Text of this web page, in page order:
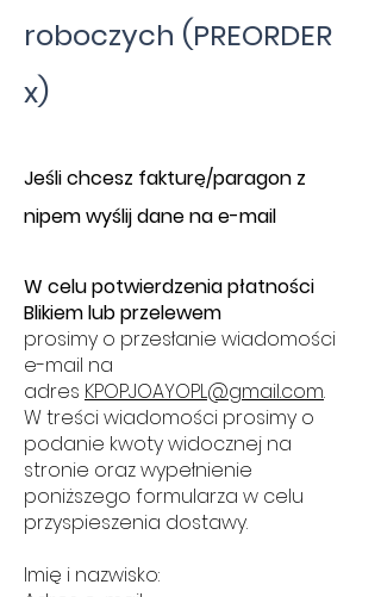
roboczych (PREORDER
x)
​Jeśli chcesz fakturę/paragon z
nipem wyślij dane na e-mail
W celu potwierdzenia płatności
Blikiem lub przelewem
prosimy o przesłanie wiadomości
e-mail na
adres KPOPJOAYOPL@gmail.com.
W treści wiadomości prosimy o
podanie kwoty widocznej na
stronie oraz wypełnienie
poniższego formularza w celu
przyspieszenia dostawy.
Imię i nazwisko: